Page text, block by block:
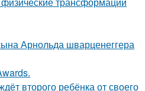
Арнольда шварценеггера
второго ребёнка от своего